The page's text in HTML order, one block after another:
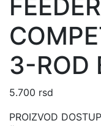
FEEDER
3-ROD
5.700 rsd
PROIZVOD